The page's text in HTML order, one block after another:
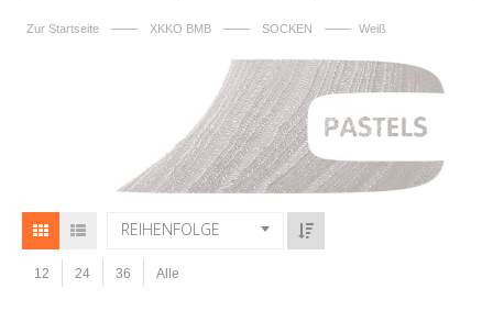
Zur Startseite —— XKKO BMB —— SOCKEN —— Weiß
REIHENFOLGE
12 24 36 Alle